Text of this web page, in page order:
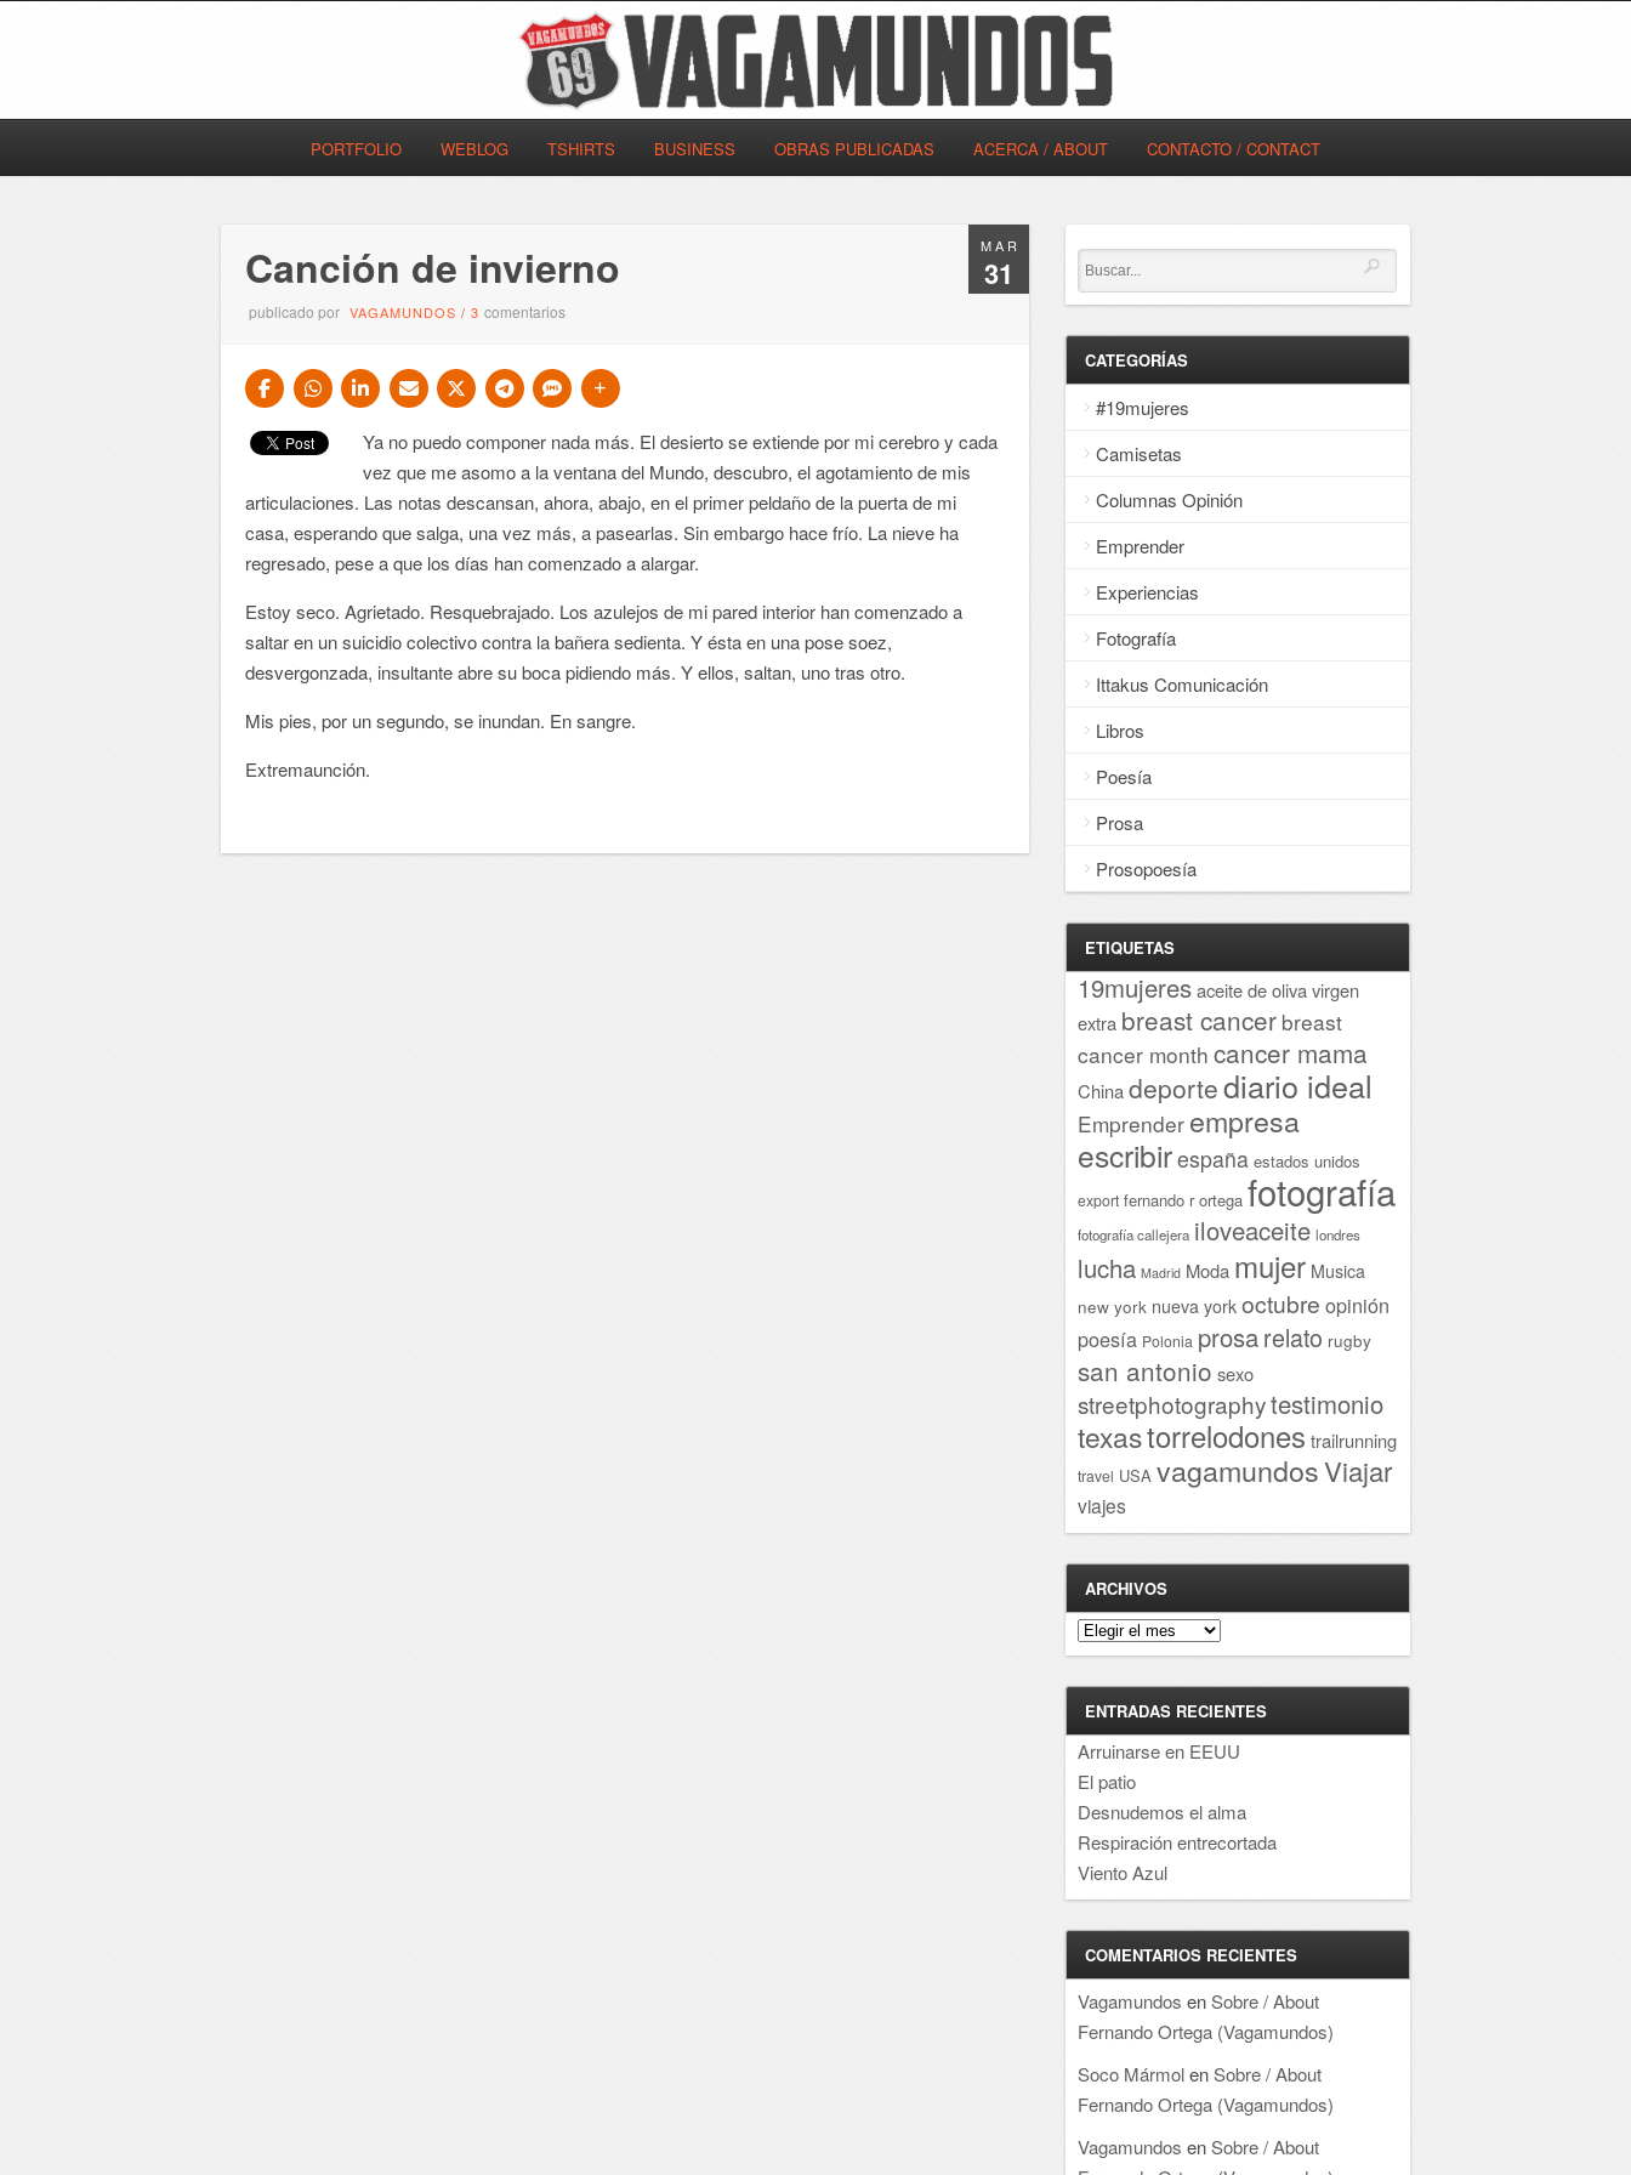
PORTFOLIO WEBLOG TSHIRTS BUSINESS OBRAS PUBLICADAS ACERCA / ABOUT CONTACTO / CONTACT
MAR
31
Canción de invierno
publicado por VAGAMUNDOS /3comentarios
Ya no puedo componer nada más. El desierto se extiende por mi cerebro y cada
vez que me asomo a la ventana del Mundo, descubro, el agotamiento de mis
articulaciones. Las notas descansan, ahora, abajo, en el primer peldaño de la puerta de mi
casa, esperando que salga, una vez más, a pasearlas. Sin embargo hace frío. La nieve ha
regresado, pese a que los días han comenzado a alargar.
Estoy seco. Agrietado. Resquebrajado. Los azulejos de mi pared interior han comenzado a
saltar en un suicidio colectivo contra la bañera sedienta. Y ésta en una pose soez,
desvergonzada, insultante abre su boca pidiendo más. Y ellos, saltan, uno tras otro.
Mis pies, por un segundo, se inundan. En sangre.
Extremaunción.
CATEGORÍAS
#19mujeres
Camisetas
Columnas Opinión
Emprender
Experiencias
Fotografía
Ittakus Comunicación
Libros
Poesía
Prosa
Prosopoesía
ETIQUETAS
19mujeresaceite de oliva virgen
extra breast cancer breast
cancer month cancer mama
Chinadeportediario ideal
Emprender empresa
escribirespaña estados unidos
export fernando r ortega fotografía
fotografía callejera iloveaceite londres
lucha Madrid Moda mujer Musica
new york nueva york octubre opinión
poesía Polonia prosarelato rugby
san antonio sexo
streetphotographytestimonio
texastorrelodones trailrunning
travel USA vagamundosViajar
viajes
ARCHIVOS
Archivos
ENTRADAS RECIENTES
Arruinarse en EEUU
El patio
Desnudemos el alma
Respiración entrecortada
Viento Azul
COMENTARIOS RECIENTES
Vagamundos enSobre / About
Fernando Ortega (Vagamundos)
Soco MármolenSobre / About
Fernando Ortega (Vagamundos)
Vagamundos enSobre / About